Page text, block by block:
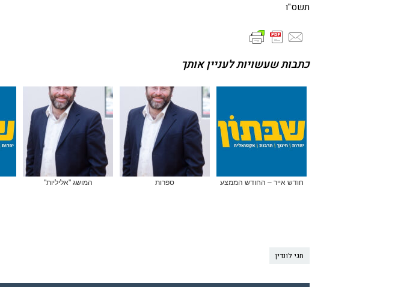
תשס"ו
כתבות שעשויות לעניין אותך
חודש אייר – החודש הממצע ספרות המושג "אליליות"
חגי לונדין